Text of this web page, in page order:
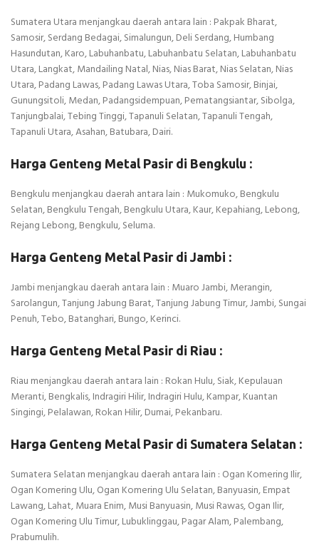
Sumatera Utara menjangkau daerah antara lain : Pakpak Bharat,
Samosir, Serdang Bedagai, Simalungun, Deli Serdang, Humbang
Hasundutan, Karo, Labuhanbatu, Labuhanbatu Selatan, Labuhanbatu
Utara, Langkat, Mandailing Natal, Nias, Nias Barat, Nias Selatan, Nias
Utara, Padang Lawas, Padang Lawas Utara, Toba Samosir, Binjai,
Gunungsitoli, Medan, Padangsidempuan, Pematangsiantar, Sibolga,
Tanjungbalai, Tebing Tinggi, Tapanuli Selatan, Tapanuli Tengah,
Tapanuli Utara, Asahan, Batubara, Dairi.
Harga Genteng Metal Pasir di Bengkulu :
Bengkulu menjangkau daerah antara lain : Mukomuko, Bengkulu
Selatan, Bengkulu Tengah, Bengkulu Utara, Kaur, Kepahiang, Lebong,
Rejang Lebong, Bengkulu, Seluma.
Harga Genteng Metal Pasir di Jambi :
Jambi menjangkau daerah antara lain : Muaro Jambi, Merangin,
Sarolangun, Tanjung Jabung Barat, Tanjung Jabung Timur, Jambi, Sungai
Penuh, Tebo, Batanghari, Bungo, Kerinci.
Harga Genteng Metal Pasir di Riau :
Riau menjangkau daerah antara lain : Rokan Hulu, Siak, Kepulauan
Meranti, Bengkalis, Indragiri Hilir, Indragiri Hulu, Kampar, Kuantan
Singingi, Pelalawan, Rokan Hilir, Dumai, Pekanbaru.
Harga Genteng Metal Pasir di Sumatera Selatan :
Sumatera Selatan menjangkau daerah antara lain : Ogan Komering Ilir,
Ogan Komering Ulu, Ogan Komering Ulu Selatan, Banyuasin, Empat
Lawang, Lahat, Muara Enim, Musi Banyuasin, Musi Rawas, Ogan Ilir,
Ogan Komering Ulu Timur, Lubuklinggau, Pagar Alam, Palembang,
Prabumulih.